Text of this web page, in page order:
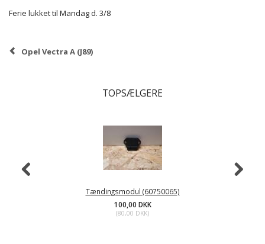
Ferie lukket til Mandag d. 3/8
Opel Vectra A (J89)
TOPSÆLGERE
Tændingsmodul (60750065)
100,00 DKK
(80,00 DKK)